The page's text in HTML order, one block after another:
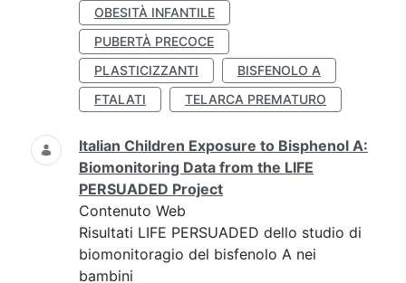
OBESITÀ INFANTILE
PUBERTÀ PRECOCE
PLASTICIZZANTI
BISFENOLO A
FTALATI
TELARCA PREMATURO
Italian Children Exposure to Bisphenol A:
Biomonitoring Data from the LIFE
PERSUADED Project
Contenuto Web
Risultati LIFE PERSUADED dello studio di
biomonitoragio del bisfenolo A nei
bambini